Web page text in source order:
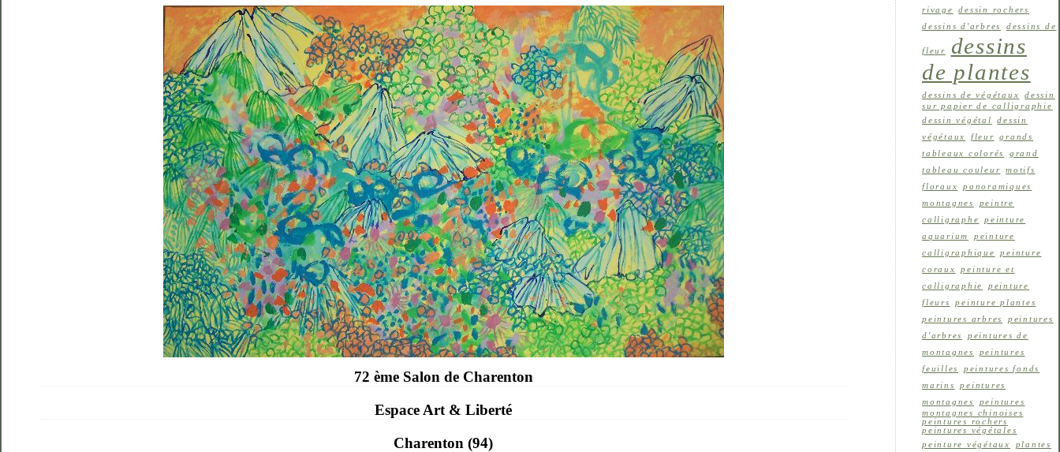
72 ème Salon de Charenton
Espace Art & Liberté
Charenton (94)
rivage
dessin rochers
dessins d'arbres
dessins de
fleur
dessins
de plantes
dessins de végétaux
dessin
sur papier de calligraphie
dessin végétal
dessin
végétaux
fleur
grands
tableaux colorés
grand
tableau couleur
motifs
floraux
panoramiques
montagnes
peintre
calligraphe
peinture
aquarium
peinture
calligraphique
peinture
coraux
peinture et
calligraphie
peinture
fleurs
peinture plantes
peintures arbres
peintures
d'arbres
peintures de
montagnes
peintures
feuilles
peintures fonds
marins
peintures
montagnes
peintures
montagnes chinoises
peintures rochers
peintures végétales
peinture végétaux
plantes